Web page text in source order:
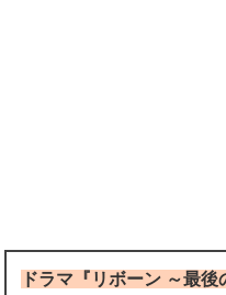
ドラマ『リボーン ～最